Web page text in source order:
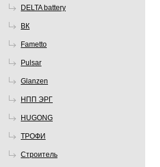
DELTA battery
ВК
Fametto
Pulsar
Glanzen
НПП ЭРГ
HUGONG
ТРОФИ
Строитель